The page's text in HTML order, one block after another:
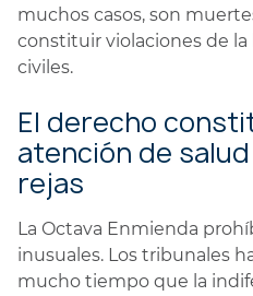
muchos casos, son
constituir violaciones de
civiles.
El derecho
atención de
rejas
La Octava Enmienda
inusuales. Los tribunales
mucho tiempo que la